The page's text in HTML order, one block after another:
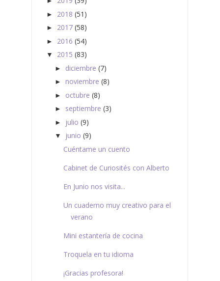
► 2018 (51)
► 2017 (58)
► 2016 (54)
▼ 2015 (83)
► diciembre (7)
► noviembre (8)
► octubre (8)
► septiembre (3)
► julio (9)
▼ junio (9)
Cuéntame un cuento
Cabinet de Curiosités con Alberto
En Junio nos visita...
Un cuaderno muy creativo para el
verano
Mini estantería de cocina
Troquela en tu idioma
¡Gracias profesora!